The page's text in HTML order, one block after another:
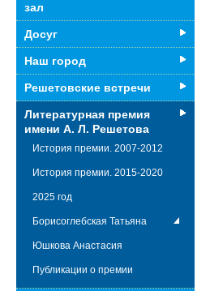
зал
Досуг
Наш город
Решетовские встречи
Литературная премия
имени А. Л. Решетова
История премии. 2007-2012
История премии. 2015-2020
2025 год
Борисоглебская Татьяна
Юшкова Анастасия
Публикации о премии